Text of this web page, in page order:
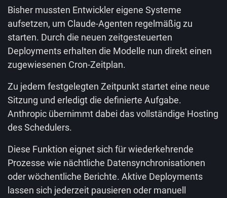
Bisher mussten Entwickler eigene Systeme
aufsetzen, um Claude-Agenten regelmäßig zu
starten. Durch die neuen zeitgesteuerten
Deployments erhalten die Modelle nun direkt einen
zugewiesenen Cron-Zeitplan.
Zu jedem festgelegten Zeitpunkt startet eine neue
Sitzung und erledigt die definierte Aufgabe.
Anthropic übernimmt dabei das vollständige Hosting
des Schedulers.
Diese Funktion eignet sich für wiederkehrende
Prozesse wie nächtliche Datensynchronisationen
oder wöchentliche Berichte. Aktive Deployments
lassen sich jederzeit pausieren oder manuell